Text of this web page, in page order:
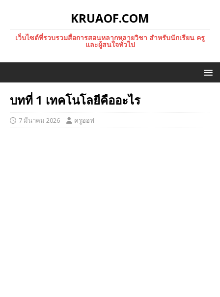
KRUAOF.COM
เว็บไซต์ที่รวบรวมสื่อการสอนหลากหลายวิชา สำหรับนักเรียน ครู
และผู้สนใจทั่วไป
บทที่ 1 เทคโนโลยีคืออะไร
7 มีนาคม 2026 ครูออฟ